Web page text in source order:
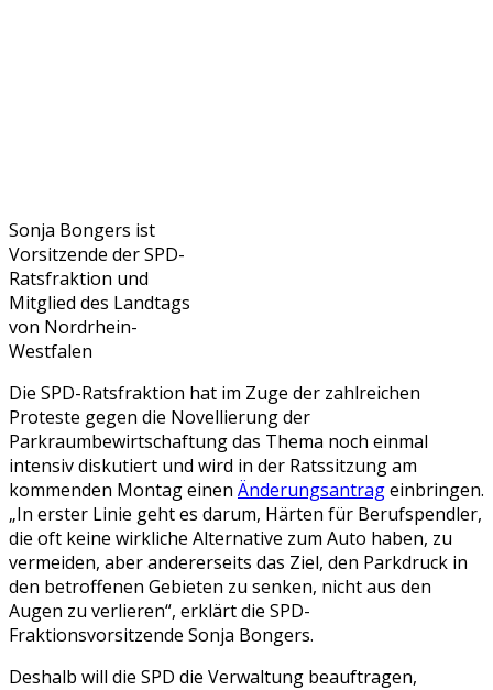
Sonja Bongers ist
Vorsitzende der SPD-
Ratsfraktion und
Mitglied des Landtags
von Nordrhein-
Westfalen
Die SPD-Ratsfraktion hat im Zuge der zahlreichen
Proteste gegen die Novellierung der
Parkraumbewirtschaftung das Thema noch einmal
intensiv diskutiert und wird in der Ratssitzung am
kommenden Montag einen Änderungsantrageinbringen.
„In erster Linie geht es darum, Härten für Berufspendler,
die oft keine wirkliche Alternative zum Auto haben, zu
vermeiden, aber andererseits das Ziel, den Parkdruck in
den betroffenen Gebieten zu senken, nicht aus den
Augen zu verlieren“, erklärt die SPD-
Fraktionsvorsitzende Sonja Bongers.
Deshalb will die SPD die Verwaltung beauftragen,